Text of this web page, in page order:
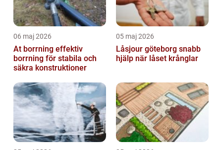
06 maj 2026
At borrning effektiv
borrning för stabila och
säkra konstruktioner
05 maj 2026
Låsjour göteborg snabb
hjälp när låset krånglar